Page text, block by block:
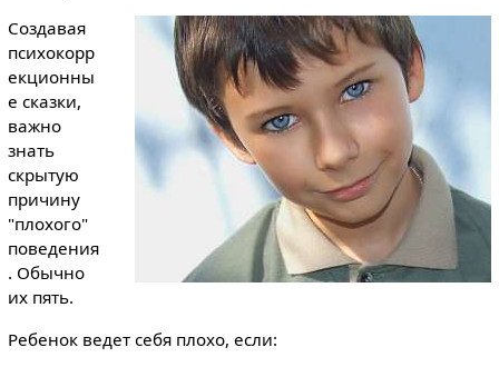
Создавая
психокорр
екционны
е сказки,
важно
знать
скрытую
причину
"плохого"
поведения
. Обычно
их пять.
Ребенок ведет себя плохо, если: